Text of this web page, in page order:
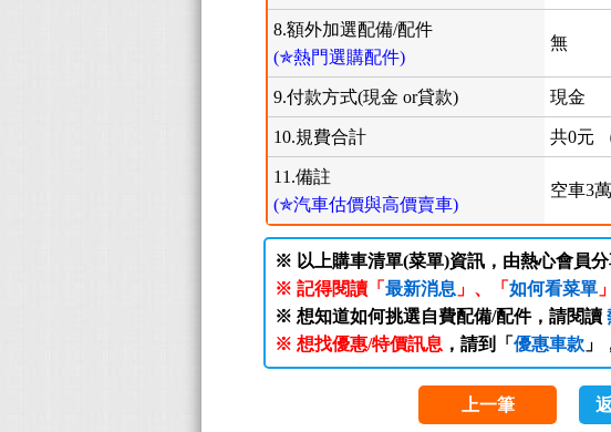
8.額外加選配備/配件
(✯熱門選購配件)
無
9.付款方式(現金 or貸款) 現金
10.規費合計 共0元
11.備註
(✯汽車估價與高價賣車)
空車3
※ 以上購車清單(菜單)資訊，由熱心會員分
※ 記得閱讀「 最新消息 」、「 如何看菜單
※ 想知道如何挑選自費配備/配件，請閱讀
※ 想找優惠/特價訊息 ，請到「 優惠車款」
上一筆